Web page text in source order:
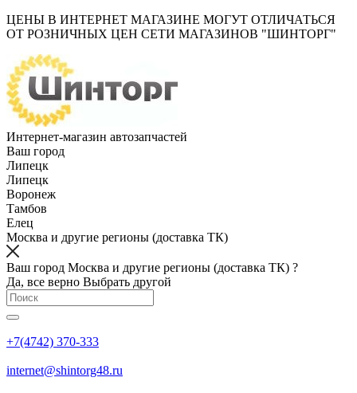
ЦЕНЫ В ИНТЕРНЕТ МАГАЗИНЕ МОГУТ ОТЛИЧАТЬСЯ
ОТ РОЗНИЧНЫХ ЦЕН СЕТИ МАГАЗИНОВ "ШИНТОРГ"
Интернет-магазин автозапчастей
Ваш город
Липецк
Липецк
Воронеж
Тамбов
Елец
Москва и другие регионы (доставка ТК)
Ваш город Москва и другие регионы (доставка ТК) ?
Да, все верно Выбрать другой
+7(4742) 370-333
internet@shintorg48.ru